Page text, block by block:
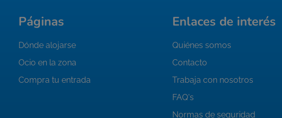
Páginas
Dónde alojarse
Ocio en la zona
Compra tu entrada
Enlaces de interés
Quiénes somos
Contacto
Trabaja con nosotros
FAQ's
Normas de seguridad